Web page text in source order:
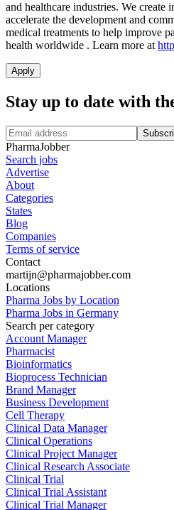
and healthcare industries. We create
accelerate the development and
medical treatments to help improve
health worldwide . Learn more at
Apply
Stay up to date with
PharmaJobber
Search jobs
Advertise
About
Categories
States
Blog
Companies
Terms of service
Contact
martijn@pharmajobber.com
Locations
Pharma Jobs by Location
Pharma Jobs in Germany
Search per category
Account Manager
Pharmacist
Bioinformatics
Bioprocess Technician
Brand Manager
Business Development
Cell Therapy
Clinical Data Manager
Clinical Operations
Clinical Project Manager
Clinical Research Associate
Clinical Trial
Clinical Trial Assistant
Clinical Trial Manager